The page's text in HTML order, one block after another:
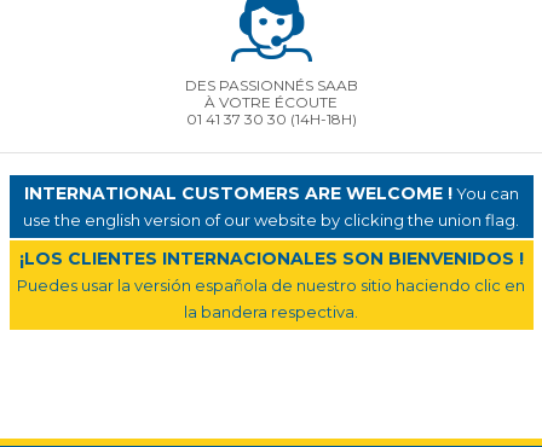
DES PASSIONNÉS SAAB
À VOTRE ÉCOUTE
01 41 37 30 30 (14H-18H)
INTERNATIONAL CUSTOMERS ARE WELCOME !You can
use the english version of our website by clicking the union flag.
¡LOS CLIENTES INTERNACIONALES SON BIENVENIDOS !
Puedes usar la versión española de nuestro sitio haciendo clic en
la bandera respectiva.